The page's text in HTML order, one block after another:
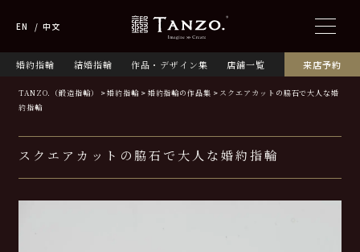
婚約指輪 結婚指輪 作品・デザイン集 店舗一覧 来店予約
EN 中文
TANZO.（鍛造指輪） 婚約指輪 婚約指輪の作品集
スクエアカットの脇石で大人な婚
約指輪
スクエアカットの脇石で大人な婚約指輪